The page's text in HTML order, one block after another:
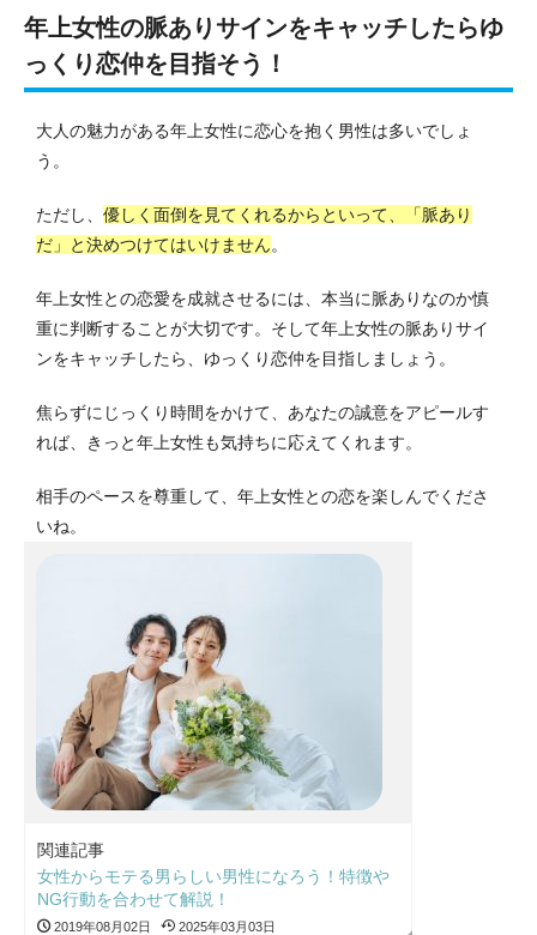
年上女性の脈ありサインをキャッチしたらゆ
っくり恋仲を目指そう！
大人の魅力がある年上女性に恋心を抱く男性は多いでしょ
う。
ただし、 優しく面倒を見てくれるからといって、「脈あり
だ」と決めつけてはいけません。
年上女性との恋愛を成就させるには、本当に脈ありなのか慎
重に判断することが大切です。そして年上女性の脈ありサイ
ンをキャッチしたら、ゆっくり恋仲を目指しましょう。
焦らずにじっくり時間をかけて、あなたの誠意をアピールす
れば、きっと年上女性も気持ちに応えてくれます。
相手のペースを尊重して、年上女性との恋を楽しんでくださ
いね。
関連記事
女性からモテる男らしい男性になろう！特徴や
NG行動を合わせて解説！
2019年08月02日 2025年03月03日